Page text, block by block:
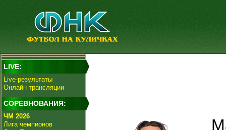
LIVE:
Live-результаты
Онлайн трансляции
СОРЕВНОВАНИЯ:
ЧМ 2026
Лига чемпионов